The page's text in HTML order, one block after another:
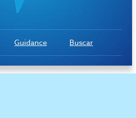
Guidance Buscar